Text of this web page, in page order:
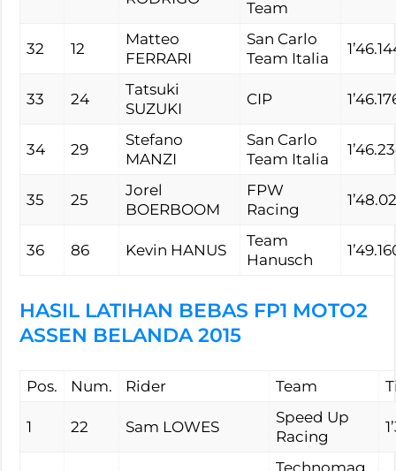
Team
32 12
Matteo
FERRARI
San Carlo
Team Italia
33 24
Tatsuki
SUZUKI
CIP
34 29
Stefano
MANZI
San Carlo
Team Italia
35 25
Jorel
BOERBOOM
FPW
Racing
36 86 Kevin HANUS
Team
Hanusch
HASIL LATIHAN BEBAS FP1 MOTO2
ASSEN BELANDA 2015
Pos. Num. Rider Team
1 22 Sam LOWES
Speed Up
Racing
Technomag